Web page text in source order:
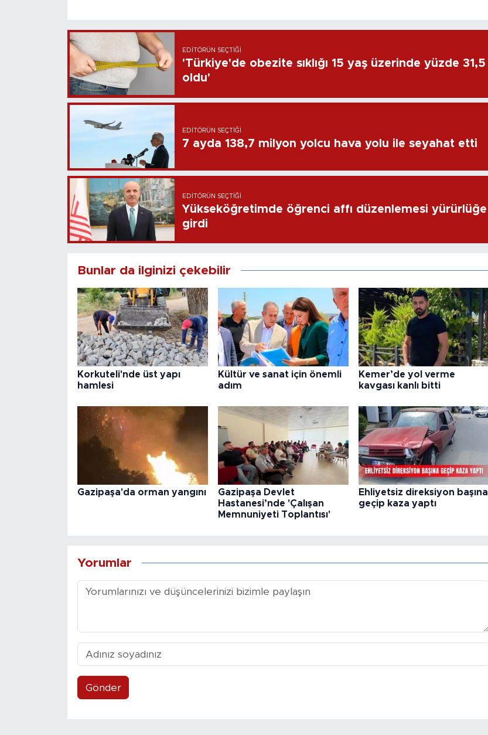
EDITÖRÜN SEÇTIĞI
'Türkiye'de obezite sıklığı 15 yaş üzerinde yüzde 31,5
oldu'
EDITÖRÜN SEÇTIĞI
7 ayda 138,7 milyon yolcu hava yolu ile seyahat etti
EDITÖRÜN SEÇTIĞI
Yükseköğretimde öğrenci affı düzenlemesi yürürlüğe
girdi
Bunlar da ilginizi çekebilir
Korkuteli'nde üst yapı
hamlesi
Kültür ve sanat için önemli
adım
Kemer’de yol verme
kavgası kanlı bitti
Gazipaşa'da orman yangını
Gazipaşa Devlet
Hastanesi’nde 'Çalışan
Memnuniyeti Toplantısı'
Ehliyetsiz direksiyon başına
geçip kaza yaptı
Yorumlar
Gönder